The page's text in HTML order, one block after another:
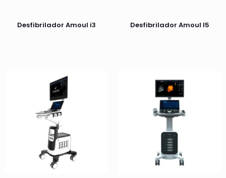
Desfibrilador Amoul i3 Desfibrilador Amoul I5